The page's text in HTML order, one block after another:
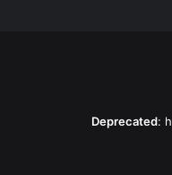
Deprecated: